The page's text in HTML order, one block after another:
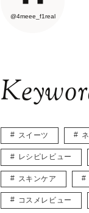
@4meee_f1real
スイーツ
レシピレビュー
スキンケア
コスメレビュー